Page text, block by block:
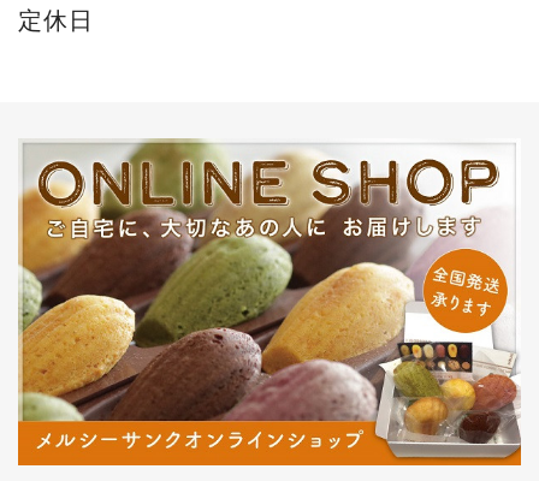
定休日